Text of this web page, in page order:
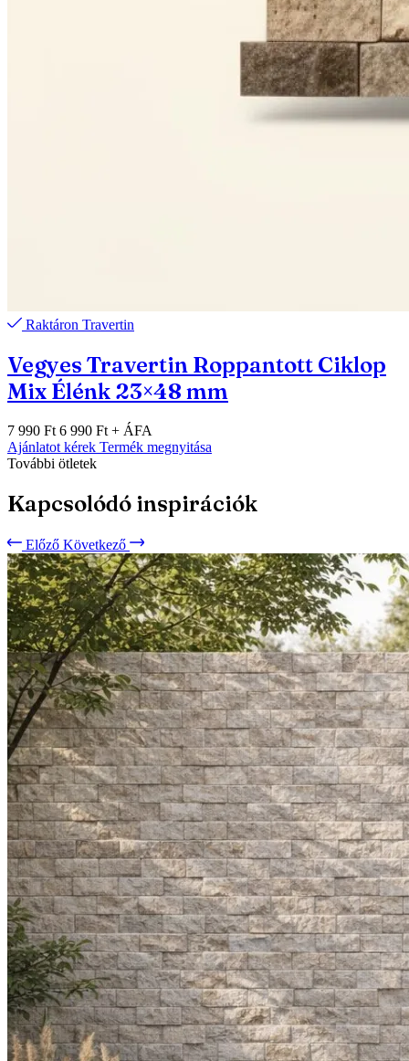
Raktáron Travertin
Vegyes Travertin Roppantott Ciklop
Mix Élénk 23×48 mm
7 990 Ft 6 990 Ft + ÁFA
Ajánlatot kérek Termék megnyitása
További ötletek
Kapcsolódó inspirációk
Előző Következő